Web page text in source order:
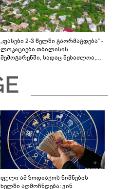
„ფასები 2-3 წელში გაორმაგდება“ -
ლოკაციები თბილისის
შემოგარენში, სადაც შესაძლოა,
ფული ამ ზოდიაქოს ნიშნების
ხელში აღმოჩნდება: ვინ